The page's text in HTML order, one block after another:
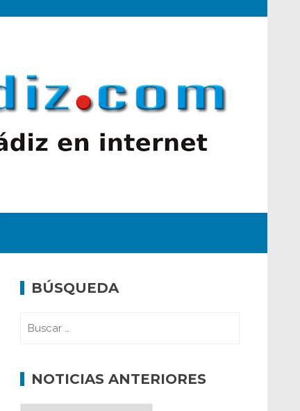
BÚSQUEDA
NOTICIAS ANTERIORES